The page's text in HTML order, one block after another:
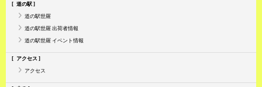
道の駅
道の駅世羅
道の駅世羅 出荷者情報
道の駅世羅 イベント情報
アクセス
アクセス